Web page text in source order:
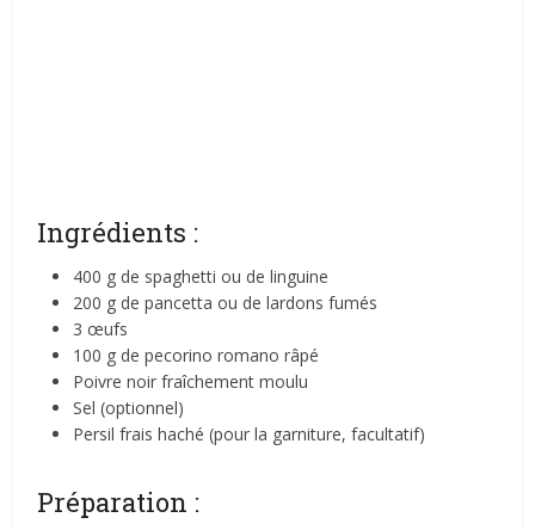
Ingrédients :
400 g de spaghetti ou de linguine
200 g de pancetta ou de lardons fumés
3 œufs
100 g de pecorino romano râpé
Poivre noir fraîchement moulu
Sel (optionnel)
Persil frais haché (pour la garniture, facultatif)
Préparation :